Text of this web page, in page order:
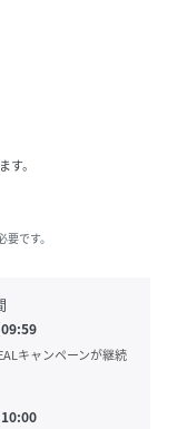
。
要です。
キャンペーンが継続